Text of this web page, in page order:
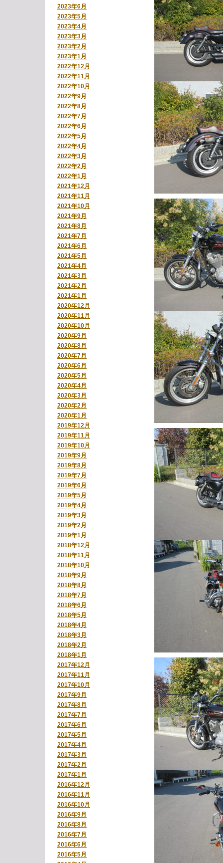
2023年6月
2023年5月
2023年4月
2023年3月
2023年2月
2023年1月
2022年12月
2022年11月
2022年10月
2022年9月
2022年8月
2022年7月
2022年6月
2022年5月
2022年4月
2022年3月
2022年2月
2022年1月
2021年12月
2021年11月
2021年10月
2021年9月
2021年8月
2021年7月
2021年6月
2021年5月
2021年4月
2021年3月
2021年2月
2021年1月
2020年12月
2020年11月
2020年10月
2020年9月
2020年8月
2020年7月
2020年6月
2020年5月
2020年4月
2020年3月
2020年2月
2020年1月
2019年12月
2019年11月
2019年10月
2019年9月
2019年8月
2019年7月
2019年6月
2019年5月
2019年4月
2019年3月
2019年2月
2019年1月
2018年12月
2018年11月
2018年10月
2018年9月
2018年8月
2018年7月
2018年6月
2018年5月
2018年4月
2018年3月
2018年2月
2018年1月
2017年12月
2017年11月
2017年10月
2017年9月
2017年8月
2017年7月
2017年6月
2017年5月
2017年4月
2017年3月
2017年2月
2017年1月
2016年12月
2016年11月
2016年10月
2016年9月
2016年8月
2016年7月
2016年6月
2016年5月